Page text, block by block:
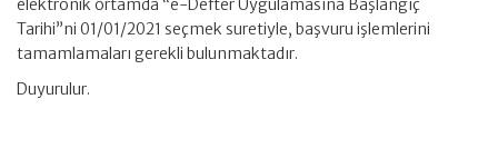
elektronik ortamda “e-Defter Uygulamasına Başlangıç
Tarihi”ni 01/01/2021 seçmek suretiyle, başvuru işlemlerini
tamamlamaları gerekli bulunmaktadır.
Duyurulur.